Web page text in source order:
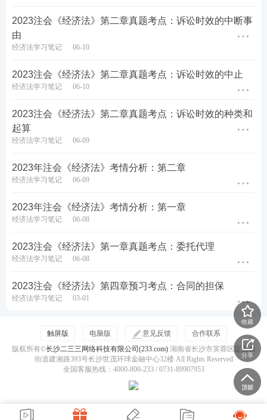
③委托合同：委托人或受托人可以随时解除委托合
(三)解除权的行使
(1)法律规定或者当事人约定解除权行使期限，期限届
满当事人不行使的，该权利消灭。
限，自解除权人知道或者应当知道解除 事由之日起1
年内不行使，或者经对方催告后在合理期限内不行使
的，该权利消灭。(除斥期间)
同自通知到达对方时解除。
(1)尚未履行的，终止履行。
(2)已经履行的，当事人可以要求恢复原状、采取其他
补救措施，有权要求赔偿损失。
2023注会《经济法》第二章真题考点：诉讼时效的中断事
由
经济法学习笔记 06-10
2023注会《经济法》第二章真题考点：诉讼时效的中止
经济法学习笔记 06-10
2023注会《经济法》第二章真题考点：诉讼时效的种类和
起算
经济法学习笔记 06-09
2023年注会《经济法》考情分析：第二章
经济法学习笔记 06-09
2023年注会《经济法》考情分析：第一章
经济法学习笔记 06-08
2023注会《经济法》第一章真题考点：委托代理
经济法学习笔记 06-08
2023注会《经济法》第四章预习考点：合同的担保
经济法学习笔记 03-01
收藏
分享
触屏版 电脑版 意见反馈
合作联系
版权所有©长沙二三三网络科技有限公司(233.com)湖南省长沙市芙蓉区定王台
街道建湘路393号长沙世茂环球金融中心32楼 All Rights Reserved
全国客服热线：4000-800-233 / 0731-89907953